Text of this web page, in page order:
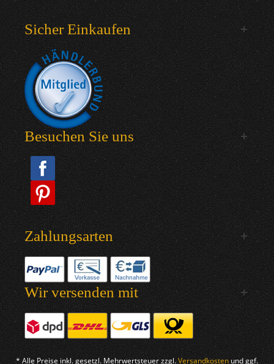
Sicher Einkaufen
Besuchen Sie uns
Zahlungsarten
Wir versenden mit
* Alle Preise inkl. gesetzl. Mehrwertsteuer zzgl.Versandkosten und ggf.